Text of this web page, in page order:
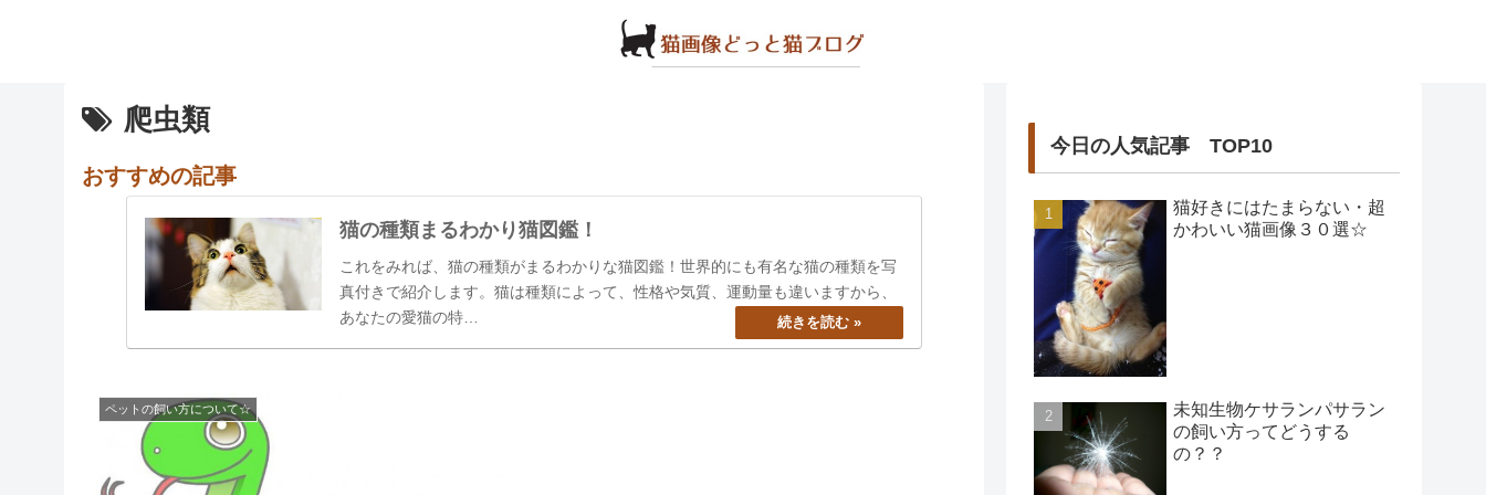
爬虫類
おすすめの記事
猫の種類まるわかり猫図鑑！
これをみれば、猫の種類がまるわかりな猫図鑑！世界的にも有名な猫の種類を写
真付きで紹介します。猫は種類によって、性格や気質、運動量も違いますから、
あなたの愛猫の特…
ペットの飼い方について☆
今日の人気記事 TOP10
猫好きにはたまらない・超
かわいい猫画像３０選☆
未知生物ケサランパサラン
の飼い方ってどうする
の？？